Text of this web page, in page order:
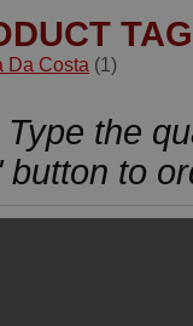
Da Costa (1)
Type the
button to